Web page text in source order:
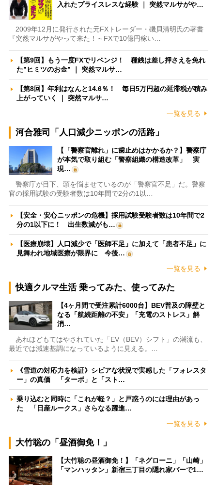
入れたプライスレスな経験 ｜ 突然マルサがや…
2009年12月に発行された元FXトレーダー・磯貝清明氏の著書
『突然マルサがやって来た！～FXで10億円稼い…
【第9回】もう一度FXでリベンジ！ 種銭は差し押さえを免れ
た”ヒミツのお金” ｜ 突然マルサ…
【第8回】年利はなんと14.6％！ 毎日5万円超の延滞税が積み
上がっていく ｜ 突然マルサ…
一覧を見る
河合雅司「人口減少ニッポンの活路」
【「警察官離れ」に歯止めはかかるか？】警察庁
が本気で取り組む「警察組織の構造改革」 実
現…
警察庁が目下、頭を悩ませているのが「警察官不足」だ。警察
官の採用試験の受験者数は10年間で2分の1以…
【安全・安心ニッポンの危機】採用試験受験者数は10年間で2
分の1以下に！ 出生数減がも…
【医療崩壊】人口減少で「医師不足」に加えて「患者不足」に
見舞われ地域医療が限界に 今後…
一覧を見る
快適クルマ生活 乗ってみた、使ってみた
【4ヶ月間で受注累計6000台】BEV普及の障壁と
なる「航続距離の不安」「充電のストレス」解
消…
あれほどもてはやされていた「EV（BEV）シフト」の潮流も、
最近では減速基調になっているように見える。…
《雪道の対応力を検証》シビアな状況で実感した「フォレスタ
ー」の真価 「ターボ」と「スト…
乗り込むと同時に「これが軽？」と戸惑うのには理由があっ
た 「日産ルークス」さらなる躍進…
一覧を見る
大竹聡の「昼酒御免！」
【大竹聡の昼酒御免！】「ネグローニ」「山崎」
「マンハッタン」新宿三丁目の隠れ家バーで1…